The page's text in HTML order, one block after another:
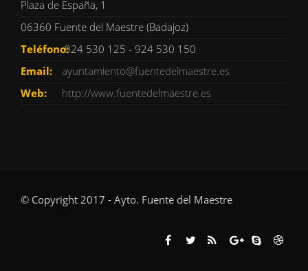
Plaza de España, 1
06360 Fuente del Maestre (Badajoz)
Teléfono:924 530 125 - 924 530 150
Email:
ayuntamiento@fuentedelmaestre.es
Web:
http://www.fuentedelmaestre.es
© Copyright 2017 - Ayto. Fuente del Maestre